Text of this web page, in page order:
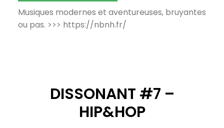
Musiques modernes et aventureuses, bruyantes
ou pas. >>> https://nbnh.fr/
DISSONANT #7 –
HIP&HOP